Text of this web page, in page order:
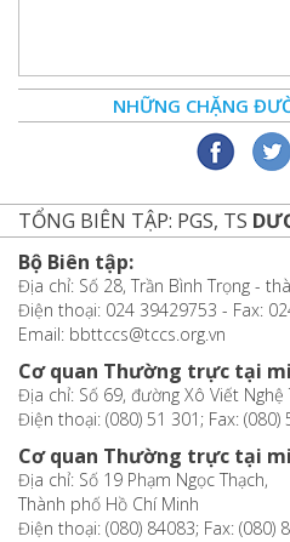
NHỮNG CHẶNG
TỔNG BIÊN TẬP: PGS, TS
Bộ Biên tập:
Địa chỉ: Số 28, Trần Bình Trọng -
Điện thoại: 024 39429753 - Fax:
Email: bbttccs@tccs.org.vn
Cơ quan Thường trực tại
Địa chỉ: Số 69, đường Xô Viết
Điện thoại: (080) 51 301; Fax: (080)
Cơ quan Thường trực tại
Địa chỉ: Số 19 Phạm Ngọc Thạch,
Thành phố Hồ Chí Minh
Điện thoại: (080) 84083; Fax: (080)